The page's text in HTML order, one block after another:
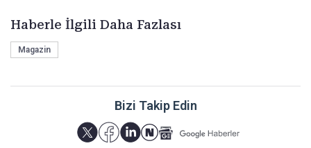
Haberle İlgili Daha Fazlası
Magazin
Bizi Takip Edin